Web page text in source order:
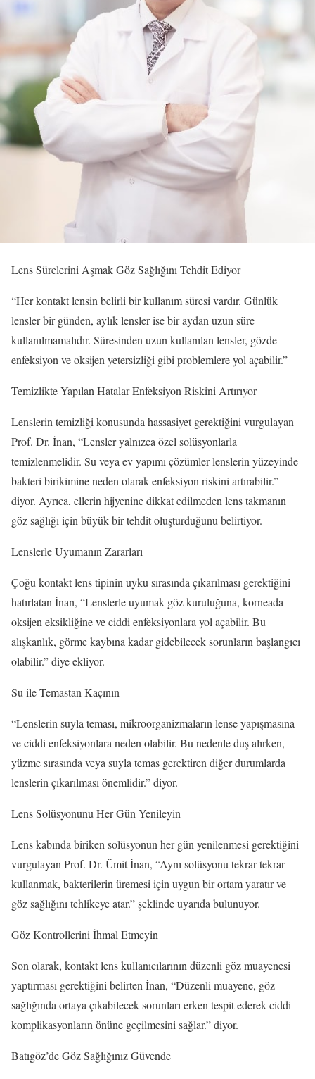
Lens Sürelerini Aşmak Göz Sağlığını Tehdit Ediyor
“Her kontakt lensin belirli bir kullanım süresi vardır. Günlük
lensler bir günden, aylık lensler ise bir aydan uzun süre
kullanılmamalıdır. Süresinden uzun kullanılan lensler, gözde
enfeksiyon ve oksijen yetersizliği gibi problemlere yol açabilir.”
Temizlikte Yapılan Hatalar Enfeksiyon Riskini Artırıyor
Lenslerin temizliği konusunda hassasiyet gerektiğini vurgulayan
Prof. Dr. İnan, “Lensler yalnızca özel solüsyonlarla
temizlenmelidir. Su veya ev yapımı çözümler lenslerin yüzeyinde
bakteri birikimine neden olarak enfeksiyon riskini artırabilir.”
diyor. Ayrıca, ellerin hijyenine dikkat edilmeden lens takmanın
göz sağlığı için büyük bir tehdit oluşturduğunu belirtiyor.
Lenslerle Uyumanın Zararları
Çoğu kontakt lens tipinin uyku sırasında çıkarılması gerektiğini
hatırlatan İnan, “Lenslerle uyumak göz kuruluğuna, korneada
oksijen eksikliğine ve ciddi enfeksiyonlara yol açabilir. Bu
alışkanlık, görme kaybına kadar gidebilecek sorunların başlangıcı
olabilir.” diye ekliyor.
Su ile Temastan Kaçının
“Lenslerin suyla teması, mikroorganizmaların lense yapışmasına
ve ciddi enfeksiyonlara neden olabilir. Bu nedenle duş alırken,
yüzme sırasında veya suyla temas gerektiren diğer durumlarda
lenslerin çıkarılması önemlidir.” diyor.
Lens Solüsyonunu Her Gün Yenileyin
Lens kabında biriken solüsyonun her gün yenilenmesi gerektiğini
vurgulayan Prof. Dr. Ümit İnan, “Aynı solüsyonu tekrar tekrar
kullanmak, bakterilerin üremesi için uygun bir ortam yaratır ve
göz sağlığını tehlikeye atar.” şeklinde uyarıda bulunuyor.
Göz Kontrollerini İhmal Etmeyin
Son olarak, kontakt lens kullanıcılarının düzenli göz muayenesi
yaptırması gerektiğini belirten İnan, “Düzenli muayene, göz
sağlığında ortaya çıkabilecek sorunları erken tespit ederek ciddi
komplikasyonların önüne geçilmesini sağlar.” diyor.
Batıgöz’de Göz Sağlığınız Güvende